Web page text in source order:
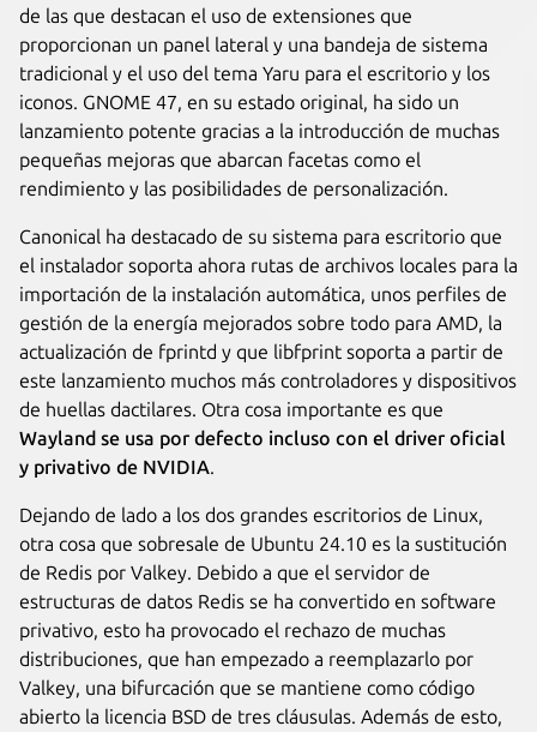
de las que destacan el uso de extensiones que
proporcionan un panel lateral y una bandeja de sistema
tradicional y el uso del tema Yaru para el escritorio y los
iconos. GNOME 47, en su estado original, ha sido un
lanzamiento potente gracias a la introducción de muchas
pequeñas mejoras que abarcan facetas como el
rendimiento y las posibilidades de personalización.
Canonical ha destacado de su sistema para escritorio que
el instalador soporta ahora rutas de archivos locales para la
importación de la instalación automática, unos perfiles de
gestión de la energía mejorados sobre todo para AMD, la
actualización de fprintd y que libfprint soporta a partir de
este lanzamiento muchos más controladores y dispositivos
de huellas dactilares. Otra cosa importante es que
Wayland se usa por defecto incluso con el driver oficial
y privativo de NVIDIA.
Dejando de lado a los dos grandes escritorios de Linux,
otra cosa que sobresale de Ubuntu 24.10 es la sustitución
de Redis por Valkey. Debido a que el servidor de
estructuras de datos Redis se ha convertido en software
privativo, esto ha provocado el rechazo de muchas
distribuciones, que han empezado a reemplazarlo por
Valkey, una bifurcación que se mantiene como código
abierto la licencia BSD de tres cláusulas. Además de esto,